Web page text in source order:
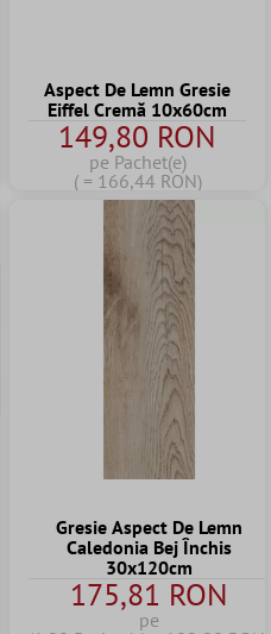
Aspect De Lemn Gresie
Eiffel Cremă 10x60cm
149,80 RON
pe Pachet(e)
( = 166,44 RON)
Gresie Aspect De Lemn
Caledonia Bej Închis
30x120cm
175,81 RON
pe